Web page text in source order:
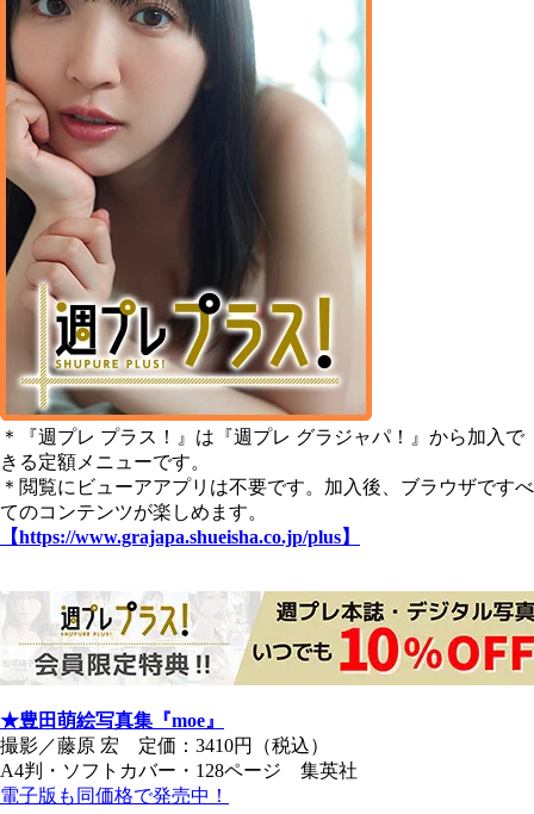
＊『週プレ プラス！』は『週プレ グラジャパ！』から加入で
きる定額メニューです。
＊閲覧にビューアアプリは不要です。加入後、ブラウザですべ
てのコンテンツが楽しめます。
【https://www.grajapa.shueisha.co.jp/plus】
★豊田萌絵写真集『moe』
撮影／藤原 宏 定価：3410円（税込）
A4判・ソフトカバー・128ページ 集英社
電子版も同価格で発売中！